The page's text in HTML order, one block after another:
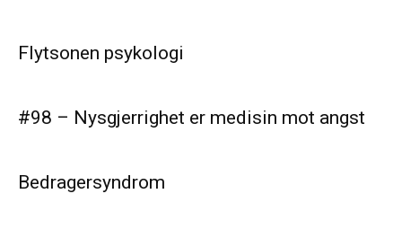
Flytsonen psykologi
#98 – Nysgjerrighet er medisin mot angst
Bedragersyndrom